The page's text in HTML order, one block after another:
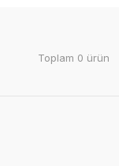
Toplam 0 ürün